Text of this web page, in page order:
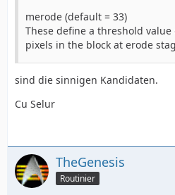
merode (default = 33)
These define a threshold
pixels in the block at erode
sind die sinnigen Kandidaten.
Cu Selur
TheGenesis
Routinier